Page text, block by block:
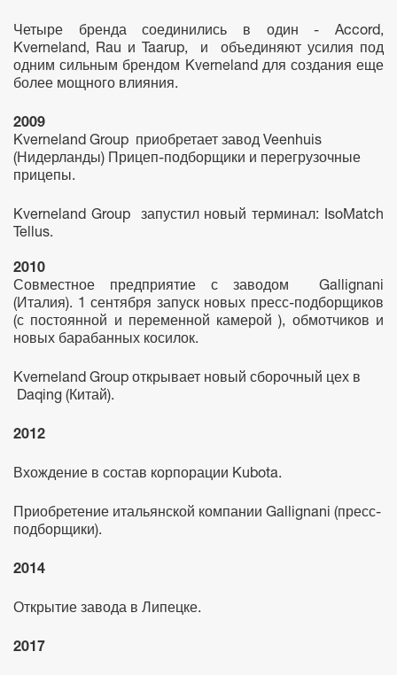
Четыре бренда соединились в один - Accord,
Kverneland, Rau и Taarup, и объединяют усилия под
одним сильным брендом Kverneland для создания еще
более мощного влияния.
2009
Kverneland Group приобретает завод Veenhuis
(Нидерланды) Прицеп-подборщики и перегрузочные
прицепы.
Kverneland Group запустил новый терминал: IsoMatch
Tellus.
2010
Совместное предприятие с заводом Gallignani
(Италия). 1 сентября запуск новых пресс-подборщиков
(с постоянной и переменной камерой ), обмотчиков и
новых барабанных косилок.
Kverneland Group открывает новый сборочный цех в
Daqing (Китай).
2012
Вхождение в состав корпорации Kubota.
Приобретение итальянской компании Gallignani (пресс-
подборщики).
2014
Открытие завода в Липецке.
2017